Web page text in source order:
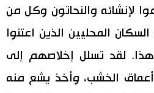
لإنشائه والنحاتون وكل من
المحليين الذين اعتنوا
لقد تسلل إخلاصهم إلى
الخشب، وأخذ يشع منه